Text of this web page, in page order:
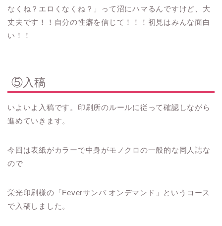
なくね？エロくなくね？」って沼にハマるんですけど、大
丈夫です！！自分の性癖を信じて！！！初見はみんな面白
い！！
⑤入稿
いよいよ入稿です。印刷所のルールに従って確認しながら
進めていきます。
今回は表紙がカラーで中身がモノクロの一般的な同人誌な
ので
栄光印刷様の「Feverサンバ オンデマンド」というコース
で入稿しました。